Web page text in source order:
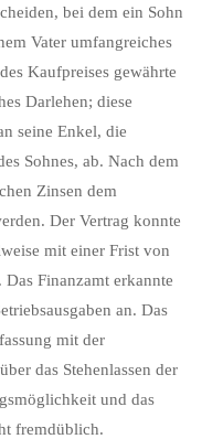
bei dem ein Sohn
Vater umfangreiches
Kaufpreises gewährte
Darlehen; diese
seine Enkel, die
Sohnes, ab. Nach dem
Zinsen dem
Der Vertrag konnte
mit einer Frist von
Finanzamt erkannte
an. Das
mit der
das Stehenlassen der
und das
fremdüblich.